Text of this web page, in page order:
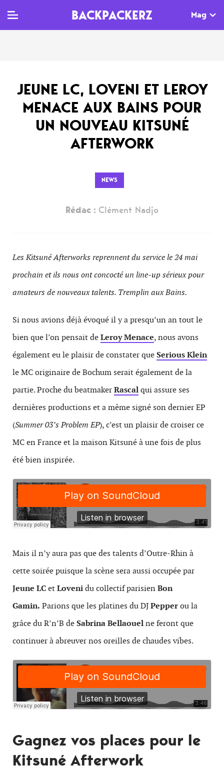
BACKPACKERZ Mag
Clips
Live
Documentaires
Dossiers
Tops
Interviews
Sorties
Paris
Festivals
JEUNE LC, LOVENI ET LEROY
MENACE AUX BAINS POUR
UN NOUVEAU KITSUNÉ
AFTERWORK
NEWS
Rédac : Clément Nadjo
Les Kitsuné Afterworks reprennent du service le 24 mai
prochain et ils nous ont concocté un line-up sérieux pour
amateurs de nouveaux talents. Tremplin aux Bains.
Si nous avions déjà évoqué il y a presqu’un an tout le
bien que l’on pensait deLeroy Menace, nous avons
également eu le plaisir de constater queSerious Klein
le MC originaire de Bochum serait également de la
partie. Proche du beatmakerRascalqui assure ses
dernières productions et a même signé son dernier EP
(Summer 03’s Problem EP), c’est un plaisir de croiser ce
MC en France et la maison Kitsuné à une fois de plus
été bien inspirée.
Mais il n’y aura pas que des talents d’Outre-Rhin à
cette soirée puisque la scène sera aussi occupée par
Jeune LCetLovenidu collectif parisienBon
Gamin. Parions que les platines du DJPepperou la
grâce du R’n’B deSabrina Bellaouelne feront que
continuer à abreuver nos oreilles de chaudes vibes.
Gagnez vos places pour le
Kitsuné Afterwork